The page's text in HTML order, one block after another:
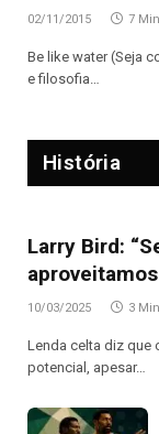
02/11/2015 7
Be like water (Seja
e filosofia…
História
Larry Bird:
10/03/2025 3
Lenda celta diz que
potencial, apesar…